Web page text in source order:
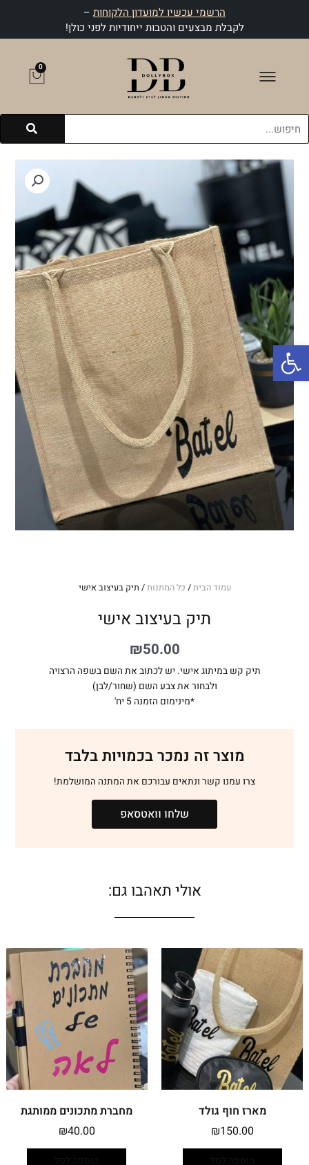
פתח סרגל נגישות
הרשמי עכשיו למועדון הלקוחות –
לקבלת מבצעים והטבות ייחודיות לפני כולן!
0
עגלת
עמוד הבית/ כל המתנות/ תיק בעיצוב אישי
תיק בעיצוב אישי
₪50.00
תיק קש במיתוג אישי. יש לכתוב את השם בשפה הרצויה
ולבחור את צבע השם (שחור/לבן)
*מינימום הזמנה 5 יח'
מוצר זה נמכר בכמויות בלבד
צרו עמנו קשר ונתאים עבורכם את המתנה המושלמת!
שלחו וואטסאפ
אולי תאהבו גם:
מארז חוף גולד
₪150.00
מחברת מתכונים ממותגת
₪40.00